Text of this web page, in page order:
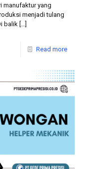
manufaktur yang
menjadi tulang
balik […]
Read more